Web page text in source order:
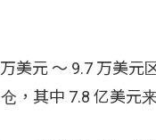
美元 ～ 9.7 万美
，其中 7.8 亿美元